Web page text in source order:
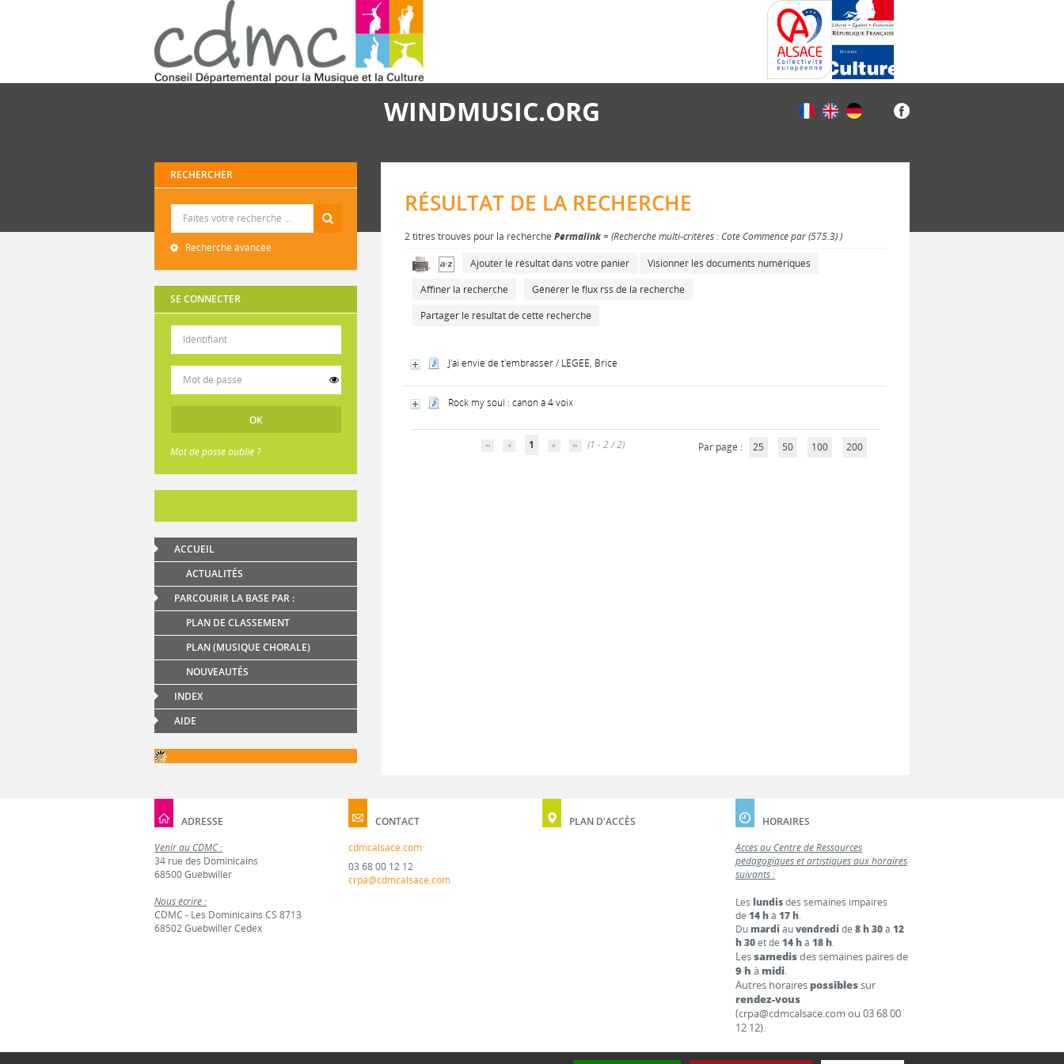
WINDMUSIC.ORG
RECHERCHER
Recherche avancée
SE CONNECTER
Mot de passe oublié ?
ACCUEIL
ACTUALITÉS
PARCOURIR LA BASE PAR :
PLAN DE CLASSEMENT
PLAN (MUSIQUE CHORALE)
NOUVEAUTÉS
INDEX
AIDE
RÉSULTAT DE LA RECHERCHE
2 titres trouvés pour la recherche Permalink= (Recherche multi-critères : Cote Commence par (575.3) )
Ajouter le résultat dans votre panier
Visionner les documents numériques
Affiner la recherche
Générer le flux rss de la recherche
Partager le résultat de cette recherche
J'ai envie de t'embrasser / LEGEE, Brice
Rock my soul : canon à 4 voix
1 (1 - 2 / 2) Par page : 25 50 100 200
ADRESSE
Venir au CDMC :
34 rue des Dominicains
68500 Guebwiller
Nous écrire :
CDMC - Les Dominicains CS 8713
68502 Guebwiller Cedex
CONTACT
cdmcalsace.com
03 68 00 12 12
crpa@cdmcalsace.com
PLAN D'ACCÈS
HORAIRES
Accès au Centre de Ressources
pédagogiques et artistiques aux horaires
suivants :
Leslundisdes semaines impaires
de14 hà17 h.
Dumardi auvendredi de8 h 30à12
h 30et de14 hà18 h.
Lessamedisdes semaines paires de
9 h à midi.
Autres horaires possiblessur
rendez-vous
(crpa@cdmcalsace.com ou 03 68 00
12 12).